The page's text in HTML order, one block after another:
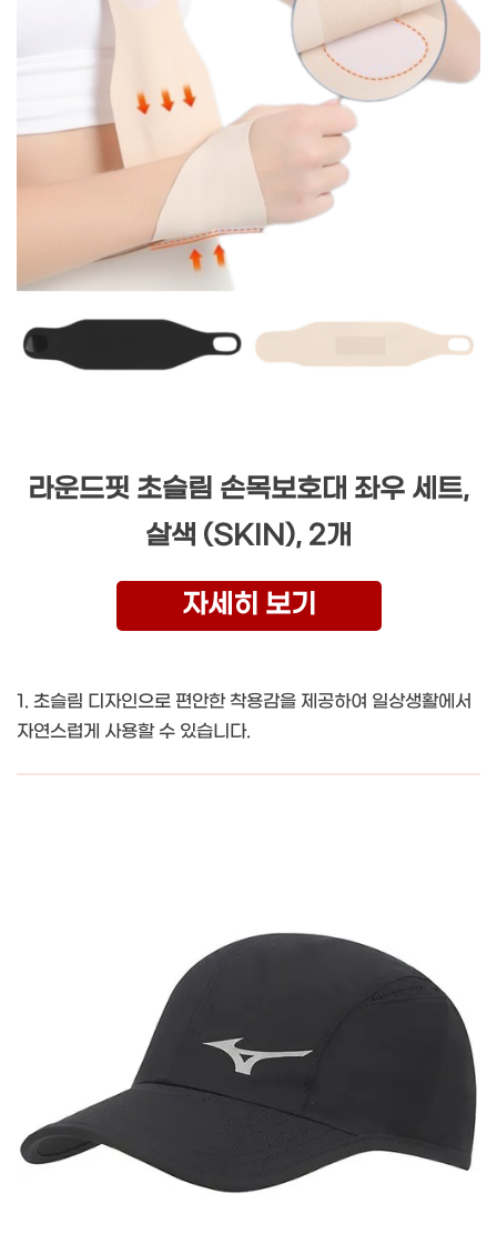
라운드핏 초슬림 손목보호대 좌우 세트,
살색 (SKIN), 2개
자세히 보기
1. 초슬림 디자인으로 편안한 착용감을 제공하여 일상생활에서
자연스럽게 사용할 수 있습니다.